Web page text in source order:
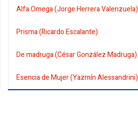
Alfa Omega (Jorge Herrera Valenzuela)
Prisma (Ricardo Escalante)
De madruga (César González Madruga)
Esencia de Mujer (Yazmín Alessandrini)